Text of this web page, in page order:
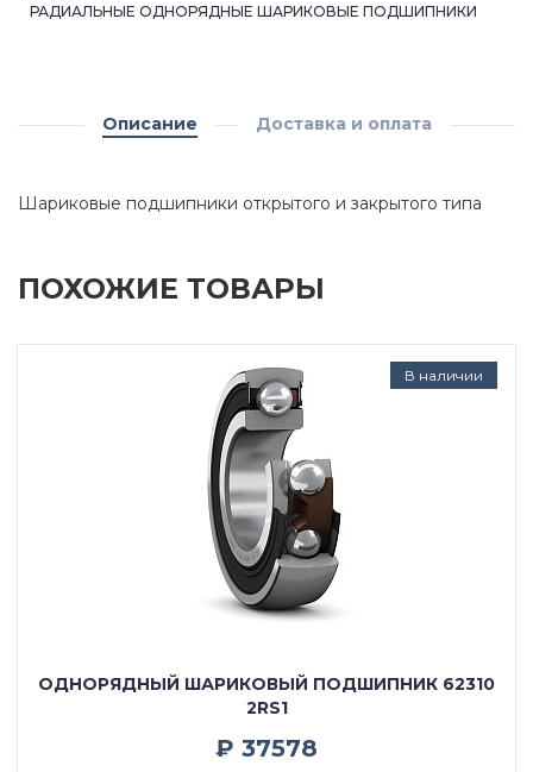
РАДИАЛЬНЫЕ ОДНОРЯДНЫЕ ШАРИКОВЫЕ ПОДШИПНИКИ
Описание Доставка и оплата
Шариковые подшипники открытого и закрытого типа
ПОХОЖИЕ ТОВАРЫ
В наличии
ОДНОРЯДНЫЙ ШАРИКОВЫЙ ПОДШИПНИК 62310
2RS1
₽ 37578